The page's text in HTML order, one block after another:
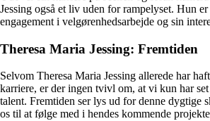
Jessing også et liv uden for rampelyset. Hun
engagement i velgørenhedsarbejde og sin
Theresa Maria Jessing: Fremtiden
Selvom Theresa Maria Jessing allerede har
karriere, er der ingen tvivl om, at vi kun har
talent. Fremtiden ser lys ud for denne dygtige
os til at følge med i hendes kommende